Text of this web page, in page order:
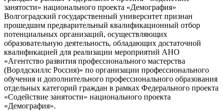
занятости» национального проекта «Демография»
Волгоградский государственный университет признан
прошедшим предварительный квалификационный отбор
потенциальных организаций, осуществляющих
образовательную деятельность, обладающих достаточной
квалификацией для реализации мероприятий АНО
«Агентство развития профессионального мастерства
(Ворлдскиллс Россия)» по организации профессионального
обучения и дополнительного профессионального образования
отдельных категорий граждан в рамках Федерального проекта
«Содействие занятости» национального проекта
«Демография».